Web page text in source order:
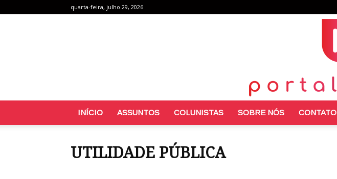
quarta-feira, julho 29, 2026
INÍCIO ASSUNTOS COLUNISTAS SOBRE NÓS CONTATO
UTILIDADE PÚBLICA